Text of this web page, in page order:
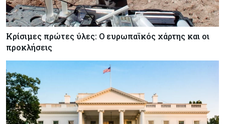
Κρίσιμες πρώτες ύλες: Ο ευρωπαϊκός χάρτης και οι
προκλήσεις